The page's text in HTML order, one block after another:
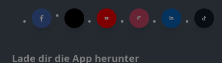
Lade dir die App herunter